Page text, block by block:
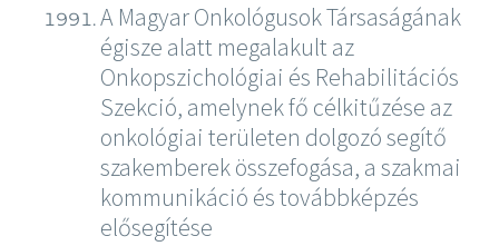
A Magyar Onkológusok Társaságának
égisze alatt megalakult az
Onkopszichológiai és Rehabilitációs
Szekció, amelynek fő célkitűzése az
onkológiai területen dolgozó segítő
szakemberek összefogása, a szakmai
kommunikáció és továbbképzés
elősegítése